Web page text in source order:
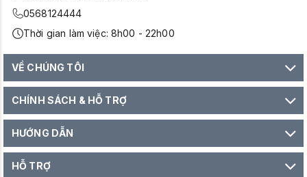
0568124444
Thời gian làm việc: 8h00 - 22h00
VỀ CHÚNG TÔI
CHÍNH SÁCH & HỖ TRỢ
HƯỚNG DẪN
HỖ TRỢ